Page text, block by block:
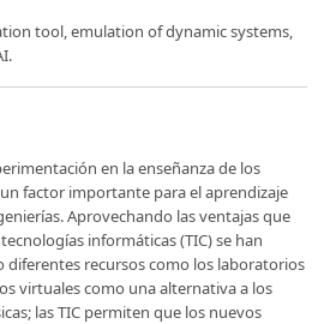
tool, emulation of dynamic systems,
en la enseñanza de los
factor importante para el aprendizaje
Aprovechando las ventajas que
informáticas (TIC) se han
diferentes recursos como los laboratorios
virtuales como una alternativa a los
las TIC permiten que los nuevos